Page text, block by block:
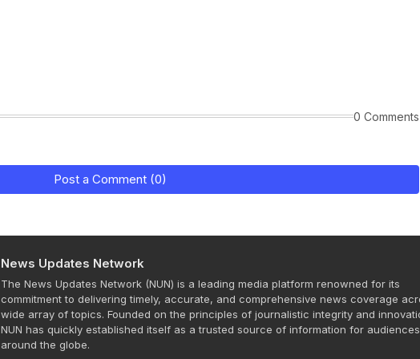
0 Comments
Post a Comment (0)
News Updates Network
The News Updates Network (NUN) is a leading media platform renowned for its
commitment to delivering timely, accurate, and comprehensive news coverage
wide array of topics. Founded on the principles of journalistic integrity and
NUN has quickly established itself as a trusted source of information for audiences
around the globe.